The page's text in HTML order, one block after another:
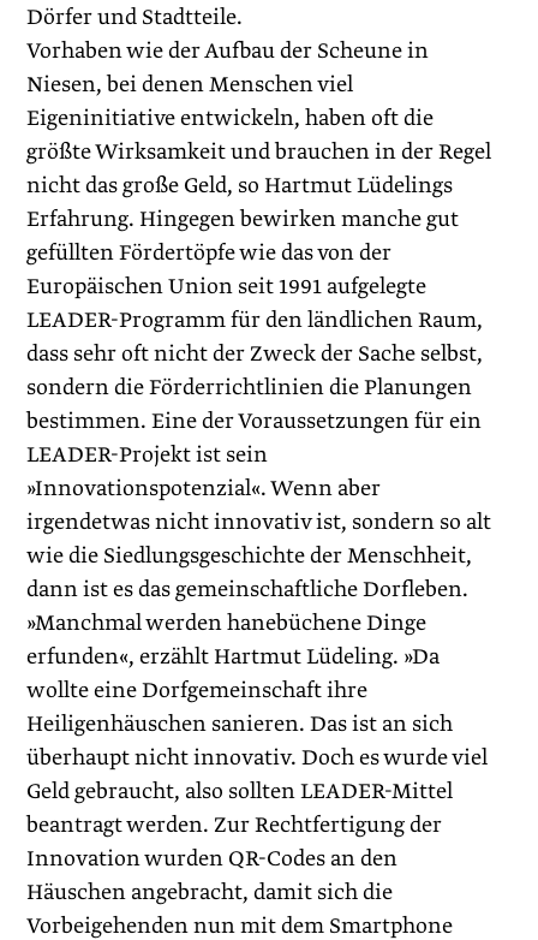
Dörfer und Stadtteile.
Vorhaben wie der Aufbau der Scheune in
Niesen, bei denen Menschen viel
Eigeninitiative entwickeln, haben oft die
größte Wirksamkeit und brauchen in der Regel
nicht das große Geld, so Hartmut Lüdelings
Erfahrung. Hingegen bewirken manche gut
gefüllten Fördertöpfe wie das von der
Europäischen Union seit 1991 aufgelegte
LEADER-Programm für den ländlichen Raum,
dass sehr oft nicht der Zweck der Sache selbst,
sondern die Förderrichtlinien die Planungen
bestimmen. Eine der Voraussetzungen für ein
­LEADER-Projekt ist sein
»Innovationspotenzial«. Wenn aber
irgendetwas nicht innovativ ist, sondern so alt
wie die Siedlungsgeschichte der Menschheit,
dann ist es das gemeinschaftliche Dorfleben.
»Manchmal werden hanebüchene Dinge
erfunden«, erzählt Hartmut Lüdeling. »Da
wollte eine Dorfgemeinschaft ihre
Heiligenhäuschen sanieren. Das ist an sich
überhaupt nicht innovativ. Doch es wurde viel
Geld gebraucht, also sollten LEADER-Mittel
beantragt werden. Zur Rechtfertigung der
Innovation wurden QR-Codes an den
Häuschen angebracht, damit sich die
Vorbeigehenden nun mit dem Smartphone